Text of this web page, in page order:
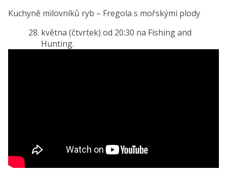
Kuchyně milovníků ryb – Fregola s mořskými plody
května (čtvrtek) od 20:30 na Fishing and
Hunting.